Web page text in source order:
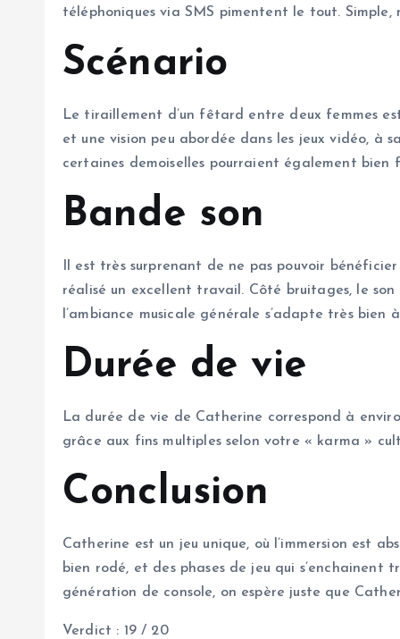
téléphoniques via SMS pimentent le tout. Simple,
Scénario
Le tiraillement d’un fêtard entre deux femmes
et une vision peu abordée dans les jeux vidéo, à
certaines demoiselles pourraient également
Bande son
Il est très surprenant de ne pas pouvoir
réalisé un excellent travail. Côté bruitages, le
l’ambiance musicale générale s’adapte très bien
Durée de vie
La durée de vie de Catherine correspond à
grâce aux fins multiples selon votre « karma »
Conclusion
Catherine est un jeu unique, où l’immersion est
bien rodé, et des phases de jeu qui
génération de console, on espère juste que
Verdict : 19 / 20